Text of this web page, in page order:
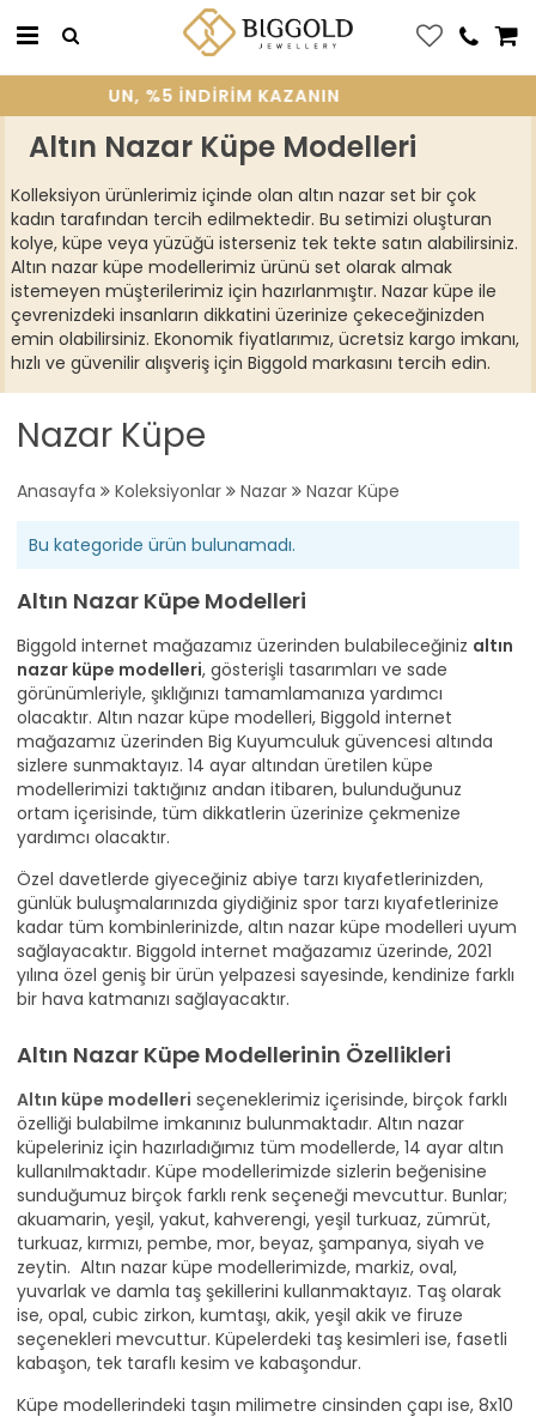
OLUN, %5 INDIRIM KAZANIN
Altın Nazar Küpe Modelleri
Kolleksiyon ürünlerimiz içinde olan altın nazar set bir çok
kadın tarafından tercih edilmektedir. Bu setimizi oluşturan
kolye, küpe veya yüzüğü isterseniz tek tekte satın alabilirsiniz.
Altın nazar küpe modellerimiz ürünü set olarak almak
istemeyen müşterilerimiz için hazırlanmıştır. Nazar küpe ile
çevrenizdeki insanların dikkatini üzerinize çekeceğinizden
emin olabilirsiniz. Ekonomik fiyatlarımız, ücretsiz kargo imkanı,
hızlı ve güvenilir alışveriş için Biggold markasını tercih edin.
Nazar Küpe
Anasayfa Koleksiyonlar Nazar Nazar Küpe
Bu kategoride ürün bulunamadı.
Altın Nazar Küpe Modelleri
Biggold internet mağazamız üzerinden bulabileceğiniz altın
nazar küpe modelleri, gösterişli tasarımları ve sade
görünümleriyle, şıklığınızı tamamlamanıza yardımcı
olacaktır. Altın nazar küpe modelleri, Biggold internet
mağazamız üzerinden Big Kuyumculuk güvencesi altında
sizlere sunmaktayız. 14 ayar altından üretilen küpe
modellerimizi taktığınız andan itibaren, bulunduğunuz
ortam içerisinde, tüm dikkatlerin üzerinize çekmenize
yardımcı olacaktır.
Özel davetlerde giyeceğiniz abiye tarzı kıyafetlerinizden,
günlük buluşmalarınızda giydiğiniz spor tarzı kıyafetlerinize
kadar tüm kombinlerinizde, altın nazar küpe modelleri uyum
sağlayacaktır. Biggold internet mağazamız üzerinde, 2021
yılına özel geniş bir ürün yelpazesi sayesinde, kendinize farklı
bir hava katmanızı sağlayacaktır.
Altın Nazar Küpe Modellerinin Özellikleri
Altın küpe modelleri seçeneklerimiz içerisinde, birçok farklı
özelliği bulabilme imkanınız bulunmaktadır. Altın nazar
küpeleriniz için hazırladığımız tüm modellerde, 14 ayar altın
kullanılmaktadır. Küpe modellerimizde sizlerin beğenisine
sunduğumuz birçok farklı renk seçeneği mevcuttur. Bunlar;
akuamarin, yeşil, yakut, kahverengi, yeşil turkuaz, zümrüt,
turkuaz, kırmızı, pembe, mor, beyaz, şampanya, siyah ve
zeytin. Altın nazar küpe modellerimizde, markiz, oval,
yuvarlak ve damla taş şekillerini kullanmaktayız. Taş olarak
ise, opal, cubic zirkon, kumtaşı, akik, yeşil akik ve firuze
seçenekleri mevcuttur. Küpelerdeki taş kesimleri ise, fasetli
kabaşon, tek taraflı kesim ve kabaşondur.
Küpe modellerindeki taşın milimetre cinsinden çapı ise, 8x10